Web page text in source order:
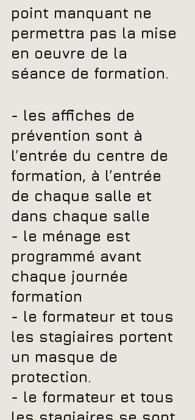
point manquant ne
permettra pas la mise
en oeuvre de la
séance de formation.
- les affiches de
prévention sont à
l’entrée du centre de
formation, à l’entrée
de chaque salle et
dans chaque salle
- le ménage est
programmé avant
chaque journée
formation
- le formateur et tous
les stagiaires portent
un masque de
protection.
- le formateur et tous